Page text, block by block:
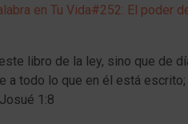
libro de la ley, sino que de
a todo lo que en él está
1:8